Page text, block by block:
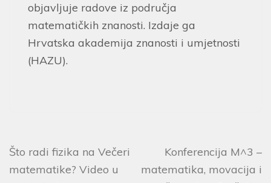
objavljuje radove iz područja
matematičkih znanosti. Izdaje ga
Hrvatska akademija znanosti i umjetnosti
(HAZU).
Što radi fizika na Večeri
matematike? Video u
Konferencija M^3 –
matematika, movacija i